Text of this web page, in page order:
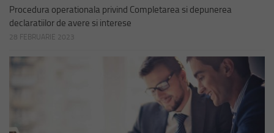
Procedura operationala privind Completarea si depunerea
declaratiilor de avere si interese
28 FEBRUARIE 2023